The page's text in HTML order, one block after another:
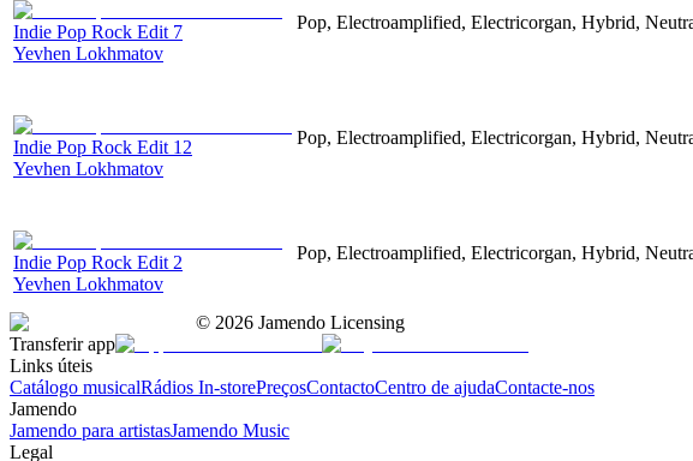
Indie Pop Rock Edit 7
Yevhen Lokhmatov
Pop, Electroamplified, Electricorgan, Hybrid,
Indie Pop Rock Edit 12
Yevhen Lokhmatov
Pop, Electroamplified, Electricorgan, Hybrid,
Indie Pop Rock Edit 2
Yevhen Lokhmatov
Pop, Electroamplified, Electricorgan, Hybrid,
© 2026 Jamendo Licensing
Transferir app
Links úteis
Catálogo musicalRádios In-storePreçosContactoCentro de ajudaContacte-nos
Jamendo
Jamendo para artistasJamendo Music
Legal